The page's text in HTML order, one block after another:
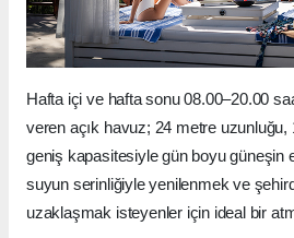
Hafta içi ve hafta sonu 08.00–20.00
veren açık havuz; 24 metre uzunluğu,
geniş kapasitesiyle gün boyu güneşin
suyun serinliğiyle yenilenmek ve
uzaklaşmak isteyenler için ideal bir